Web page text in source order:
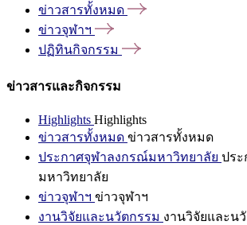
ข่าวสารทั้งหมด
ข่าวจุฬาฯ
ปฏิทินกิจกรรม
ข่าวสารและกิจกรรม
Highlights Highlights
ข่าวสารทั้งหมด ข่าวสารทั้งหมด
ประกาศจุฬาลงกรณ์มหาวิทยาลัย ปร
มหาวิทยาลัย
ข่าวจุฬาฯ ข่าวจุฬาฯ
งานวิจัยและนวัตกรรม งานวิจัยและน